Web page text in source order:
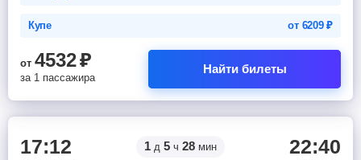
Купе от 6209₽
от 4532₽
за 1 пассажира
Найти билеты
17:12 1 д 5 ч 28 мин 22:40